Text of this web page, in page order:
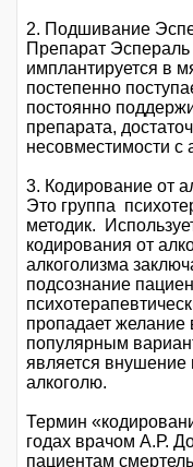
2. Подшивание
Препарат Эспераль
имплантируется в
постепенно
постоянно
препарата,
несовместимости с
3. Кодирование от
Это группа
методик.
кодирования от
алкоголизма
подсознание
пропадает
популярным
является внушение
алкоголю.
Термин
годах врачом А.Р.
пациентам